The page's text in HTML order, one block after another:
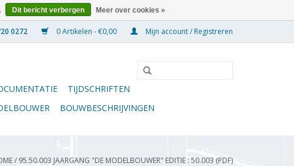
0 Artikelen - €0,00 Mijn account / Registreren
TIJDSCHRIFTEN
BOUWBESCHRIJVINGEN
/ 95.50.003 JAARGANG "DE MODELBOUWER" EDITIE : 50.003 (PDF)
Dit bericht verbergen Meer over cookies »